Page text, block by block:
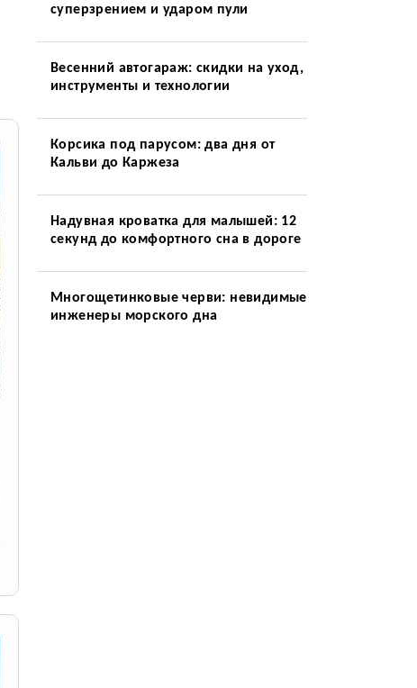
суперзрением и ударом пули
Весенний автогараж: скидки на уход,
инструменты и технологии
Корсика под парусом: два дня от
Кальви до Каржеза
Надувная кроватка для малышей: 12
секунд до комфортного сна в дороге
Многощетинковые черви: невидимые
инженеры морского дна